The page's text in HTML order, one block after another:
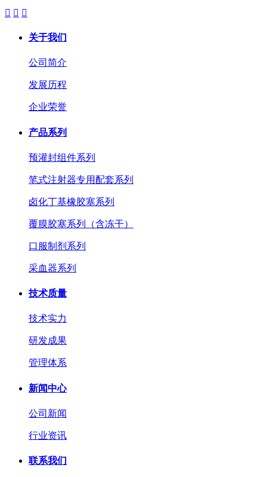
  
关于我们
公司简介
发展历程
企业荣誉
产品系列
预灌封组件系列
笔式注射器专用配套系列
卤化丁基橡胶塞系列
覆膜胶塞系列（含冻干）
口服制剂系列
采血器系列
技术质量
技术实力
研发成果
管理体系
新闻中心
公司新闻
行业资讯
联系我们